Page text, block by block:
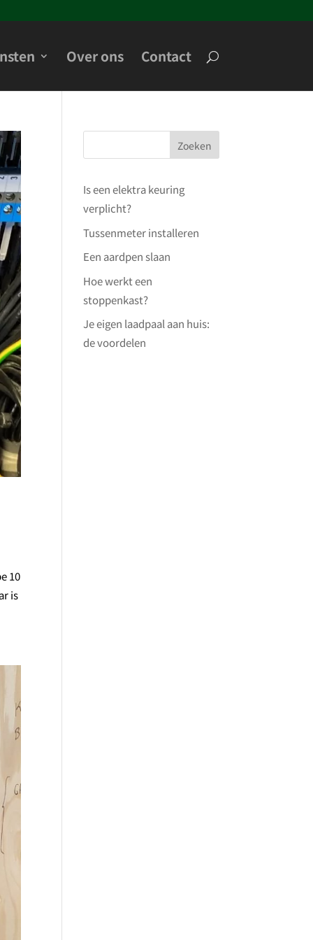
Over ons Contact
10
is
Zoeken
Is een elektra keuring
verplicht?
Tussenmeter installeren
Een aardpen slaan
Hoe werkt een
stoppenkast?
Je eigen laadpaal aan huis:
de voordelen